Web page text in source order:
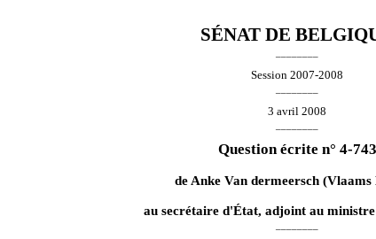
SÉNAT DE
Session 2007-2008
3 avril 2008
Question écrite n° 4-743
de Anke Van dermeersch (Vlaams
au secrétaire d'État, adjoint au ministre